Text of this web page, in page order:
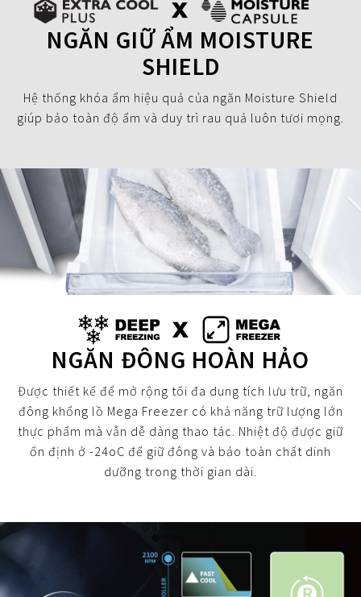
NGĂN GIỮ ẨM MOISTURE
SHIELD
Hệ thống khóa ẩm hiệu quả của ngăn Moisture Shield
giúp bảo toàn độ ẩm và duy trì rau quả luôn tươi mọng.
NGĂN ĐÔNG HOÀN HẢO
Được thiết kế để mở rộng tối đa dung tích lưu trữ, ngăn
đông khổng lồ Mega Freezer có khả năng trữ lượng lớn
thực phẩm mà vẫn dễ dàng thao tác. Nhiệt độ được giữ
ổn định ở -24oC để giữ đông và bảo toàn chất dinh
dưỡng trong thời gian dài.